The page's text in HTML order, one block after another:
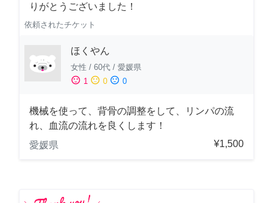
りがとうございました！
依頼されたチケット
ほくやん
女性 / 60代 / 愛媛県
sentiment_satisfied 1 sentiment_neutral 0 sentiment_dissatisfied 0
機械を使って、背骨の調整をして、リンパの流
れ、血流の流れを良くします！
愛媛県
¥1,500